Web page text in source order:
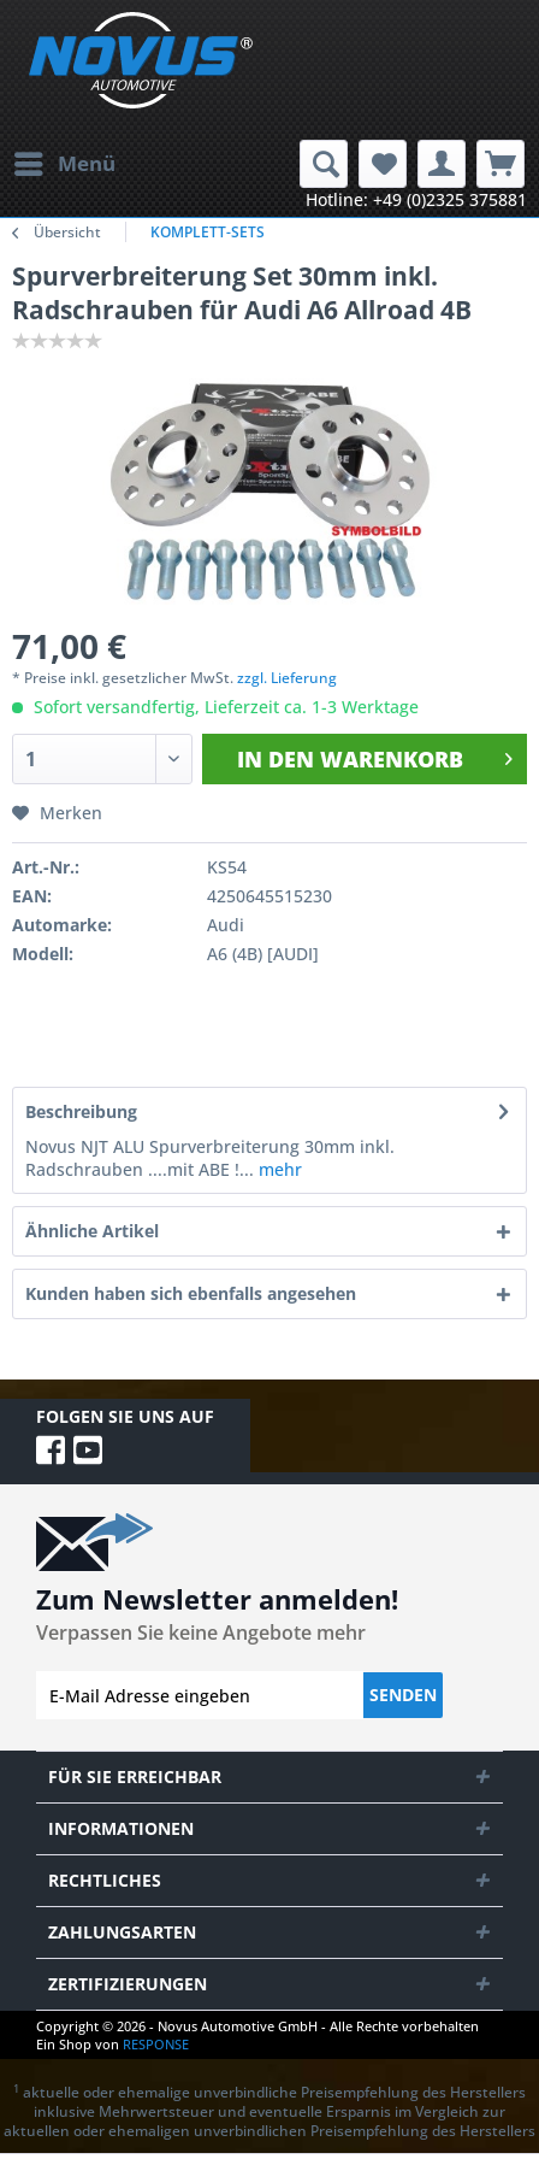
Menü
Hotline: +49 (0)2325 375881
Übersicht KOMPLETT-SETS
Spurverbreiterung Set 30mm inkl.
Radschrauben für Audi A6 Allroad 4B
71,00 €
* Preise inkl. gesetzlicher MwSt.zzgl. Lieferung
Sofort versandfertig, Lieferzeit ca. 1-3 Werktage
IN DEN WARENKORB
Merken
Art.-Nr.:
KS54
EAN:
4250645515230
Automarke:
Audi
Modell:
A6 (4B) [AUDI]
Beschreibung
Novus NJT ALU Spurverbreiterung 30mm inkl.
Radschrauben ....mit ABE !... mehr
Ähnliche Artikel
Kunden haben sich ebenfalls angesehen
FOLGEN SIE UNS AUF
Zum Newsletter anmelden!
Verpassen Sie keine Angebote mehr
SENDEN
FÜR SIE ERREICHBAR
INFORMATIONEN
RECHTLICHES
ZAHLUNGSARTEN
ZERTIFIZIERUNGEN
Copyright © 2026 - Novus Automotive GmbH - Alle Rechte vorbehalten
Ein Shop von RESPONSE
1 aktuelle oder ehemalige unverbindliche Preisempfehlung des Herstellers
inklusive Mehrwertsteuer und eventuelle Ersparnis im Vergleich zur
aktuellen oder ehemaligen unverbindlichen Preisempfehlung des Herstellers